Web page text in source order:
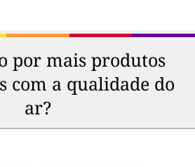
por mais produtos
com a qualidade do
ar?